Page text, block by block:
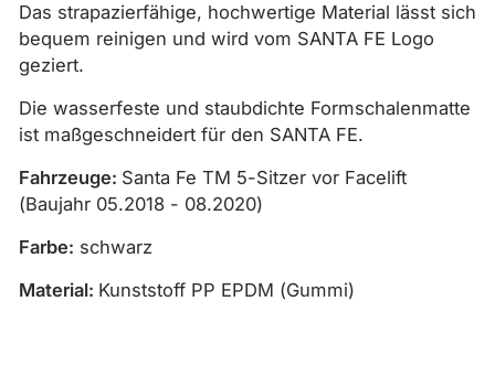
Das strapazierfähige, hochwertige Material lässt sich
bequem reinigen und wird vom SANTA FE Logo
geziert.
Die wasserfeste und staubdichte Formschalenmatte
ist maßgeschneidert für den SANTA FE.
Fahrzeuge: Santa Fe TM 5-Sitzer vor Facelift
(Baujahr 05.2018 - 08.2020)
Farbe: schwarz
Material: Kunststoff PP EPDM (Gummi)